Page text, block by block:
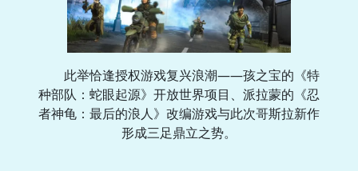
此举恰逢授权游戏复兴浪潮——孩之宝的《特
种部队：蛇眼起源》开放世界项目、派拉蒙的《忍
者神龟：最后的浪人》改编游戏与此次哥斯拉新作
形成三足鼎立之势。